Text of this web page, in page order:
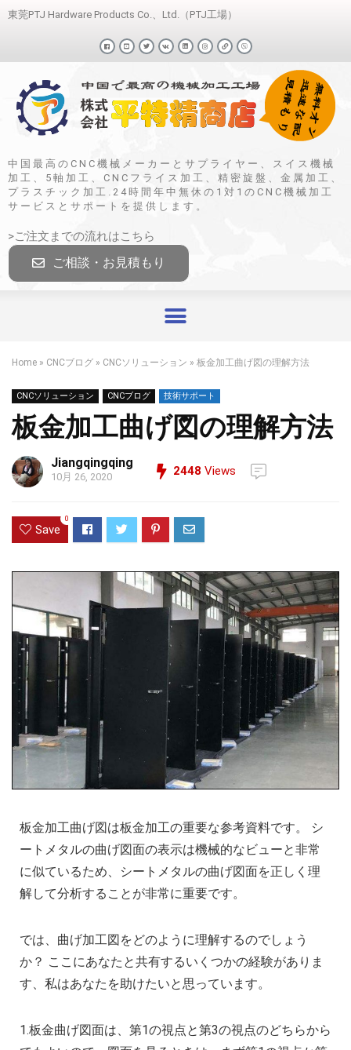
東莞PTJ Hardware Products Co.、Ltd.（PTJ工場）
中国最高のCNC機械メーカーとサプライヤー、スイス機械
加工、5軸加工、CNCフライス加工、精密旋盤、金属加工、
プラスチック加工.24時間年中無休の1対1のCNC機械加工
サービスとサポートを提供します。
>ご注文までの流れはこちら
ご相談・お見積もり
Home » CNCブログ » CNCソリューション » 板金加工曲げ図の理解方法
CNCソリューション CNCブログ 技術サポート
板金加工曲げ図の理解方法
Jiangqingqing
10月 26, 2020 2448 Views
Save
0
板金加工曲げ図は板金加工の重要な参考資料です。 シ
ートメタルの曲げ図面の表示は機械的なビューと非常
に似ているため、シートメタルの曲げ図面を正しく理
解して分析することが非常に重要です。
では、曲げ加工図をどのように理解するのでしょう
か？ ここにあなたと共有するいくつかの経験がありま
す、私はあなたを助けたいと思っています。
1.板金曲げ図面は、第1の視点と第3の視点のどちらから